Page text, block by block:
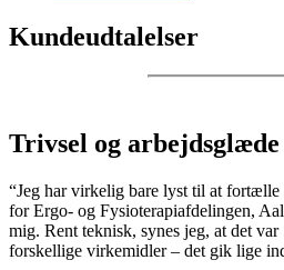
Kundeudtalelser
Trivsel og arbejdsglæde
“Jeg har virkelig bare lyst til at fortælle
for Ergo- og Fysioterapiafdelingen,
mig. Rent teknisk, synes jeg, at det
forskellige virkemidler – det gik lige